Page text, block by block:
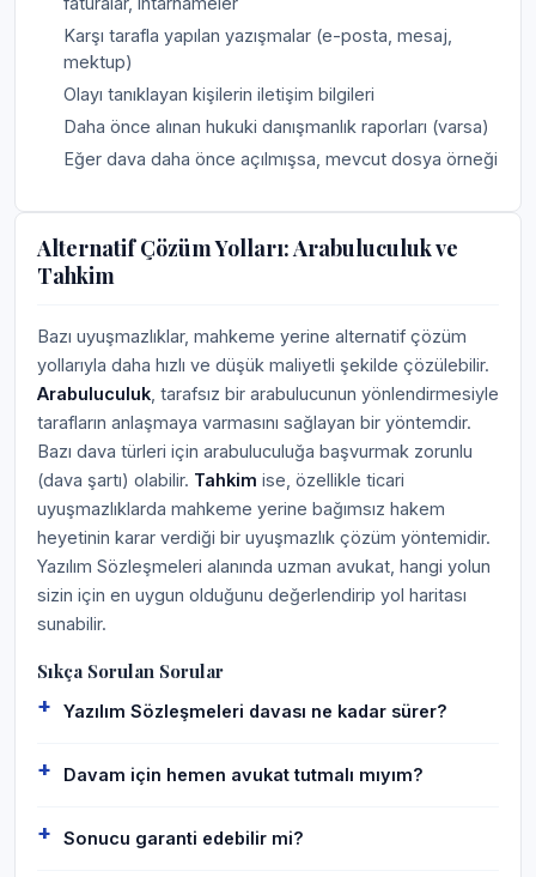
Karşı tarafla yapılan yazışmalar (e-posta, mesaj,
mektup)
Olayı tanıklayan kişilerin iletişim bilgileri
Daha önce alınan hukuki danışmanlık raporları (varsa)
Eğer dava daha önce açılmışsa, mevcut dosya örneği
Alternatif Çözüm Yolları: Arabuluculuk ve
Tahkim
Bazı uyuşmazlıklar, mahkeme yerine alternatif çözüm
yollarıyla daha hızlı ve düşük maliyetli şekilde çözülebilir.
Arabuluculuk , tarafsız bir arabulucunun yönlendirmesiyle
tarafların anlaşmaya varmasını sağlayan bir yöntemdir.
Bazı dava türleri için arabuluculuğa başvurmak zorunlu
(dava şartı) olabilir. Tahkim ise, özellikle ticari
uyuşmazlıklarda mahkeme yerine bağımsız hakem
heyetinin karar verdiği bir uyuşmazlık çözüm yöntemidir.
Yazılım Sözleşmeleri alanında uzman avukat, hangi yolun
sizin için en uygun olduğunu değerlendirip yol haritası
sunabilir.
Sıkça Sorulan Sorular
Yazılım Sözleşmeleri davası ne kadar sürer?
Davam için hemen avukat tutmalı mıyım?
Sonucu garanti edebilir mi?